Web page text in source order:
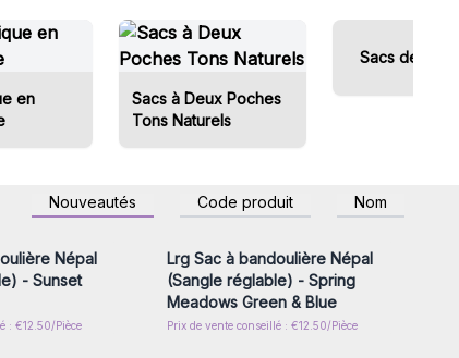
en
Sacs à Deux Poches
Tons Naturels
Sacs de
Nouveautés Code produit Nom
ou inscrivez-
aux prix de
Népal
- Sunset
: €12.50/Pièce
Connectez-vous ou inscrivez-
vous pour accéder aux prix de
gros
Lrg Sac à bandoulière Népal
(Sangle réglable) - Spring
Meadows Green & Blue
Prix de vente conseillé : €12.50/Pièce
ou inscrivez-
Connectez-vous ou inscrivez-